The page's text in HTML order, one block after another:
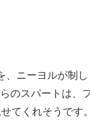
ニーヨルが制し
スパートは、
てくれそうです。